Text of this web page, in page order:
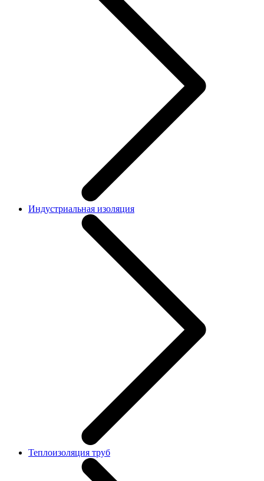
Индустриальная изоляция
Теплоизоляция труб